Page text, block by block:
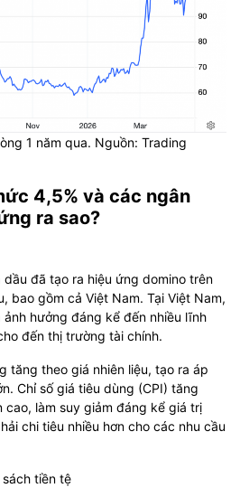
1 năm qua. Nguồn: Trading
4,5% và các ngân
ra sao?
đã tạo ra hiệu ứng domino trên
bao gồm cả Việt Nam. Tại Việt Nam,
hưởng đáng kể đến nhiều lĩnh
đến thị trường tài chính.
tăng theo giá nhiên liệu, tạo ra áp
Chỉ số giá tiêu dùng (CPI) tăng
cao, làm suy giảm đáng kể giá trị
chi tiêu nhiều hơn cho các nhu cầu
tiền tệ